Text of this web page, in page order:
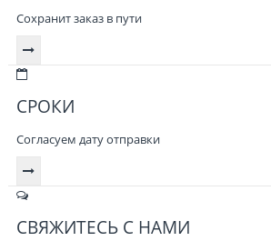
Сохранит заказ в пути
СРОКИ
Согласуем дату отправки
СВЯЖИТЕСЬ С НАМИ